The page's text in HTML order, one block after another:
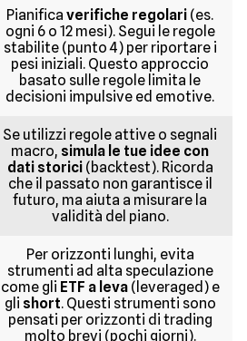
Pianifica verifiche regolari (es.
ogni 6 o 12 mesi). Segui le regole
stabilite (punto 4) per riportare i
pesi iniziali. Questo approccio
basato sulle regole limita le
decisioni impulsive ed emotive.
Se utilizzi regole attive o segnali
macro, simula le tue idee con
dati storici(backtest). Ricorda
che il passato non garantisce il
futuro, ma aiuta a misurare la
validità del piano.
Per orizzonti lunghi, evita
strumenti ad alta speculazione
come gli ETF a leva(leveraged) e
gli short. Questi strumenti sono
pensati per orizzonti di trading
molto brevi (pochi giorni).